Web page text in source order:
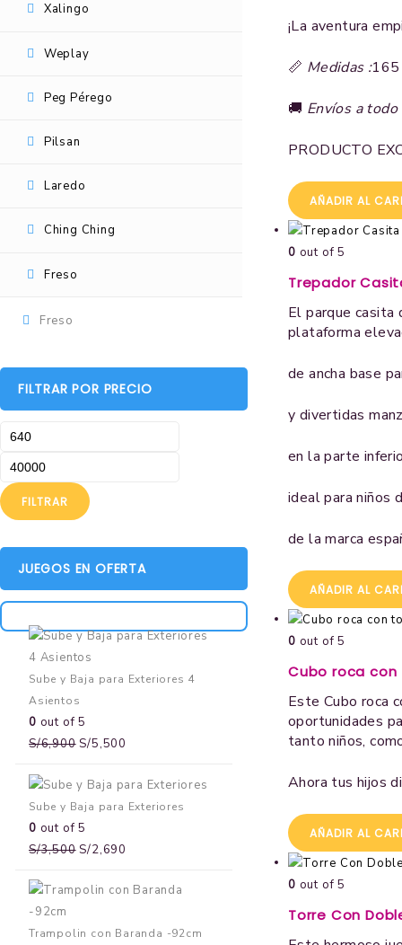
Xalingo
Weplay
Peg Pérego
Pilsan
Laredo
Ching Ching
Freso
¡La aventura
📏 Medidas :
🚚 Envíos a
PRODUCTO
AÑADIR AL
0 out of 5
Trepador
El parque casita
plataforma
de ancha base
y divertidas
en la parte
ideal para niños
de la marca
AÑADIR AL
0 out of 5
Cubo roca
Este Cubo roca
oportunidades
tanto niños,
Ahora tus hijos
AÑADIR AL
0 out of 5
Torre Con
Laredo
Ching Ching
Freso
FILTRAR POR PRECIO
FILTRAR
JUEGOS EN OFERTA
Sube y Baja para Exteriores 4
Asientos
0 out of 5
S/6,900 S/5,500
Sube y Baja para Exteriores
0 out of 5
S/3,500 S/2,690
Trampolin con Baranda -92cm